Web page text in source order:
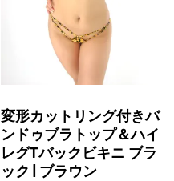
変形カットリング付きバ
ンドゥブラトップ＆ハイ
レグTバックビキニ ブラ
ック | ブラウン